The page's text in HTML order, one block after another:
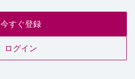
今すぐ登録
ログイン